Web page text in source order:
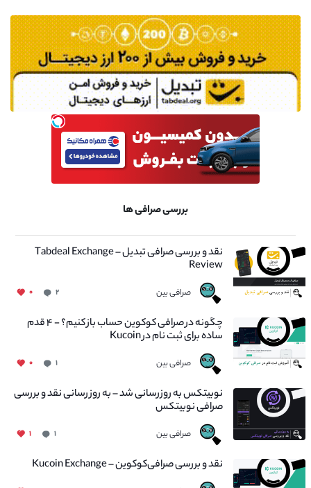
بررسی صرافی ها
نقد و بررسی صرافی تبدیل – Tabdeal Exchange
Review
صرافی بین ۲ ۰
چگونه در صرافی کوکوین حساب باز کنیم؟ - ۴ قدم
ساده برای ثبت نام در Kucoin
صرافی بین ۱ ۰
نوبیتکس به روزرسانی شد – به روز رسانی نقد و بررسی
صرافی نوبیتکس
صرافی بین ۱ ۱
نقد و بررسی صرافی‌کوکوین – Kucoin Exchange